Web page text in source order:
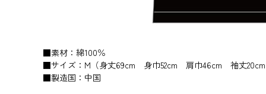
■素材：綿100％
■サイズ：M（身丈69cm 身巾52cm 肩巾46cm 袖丈
■製造国：中国